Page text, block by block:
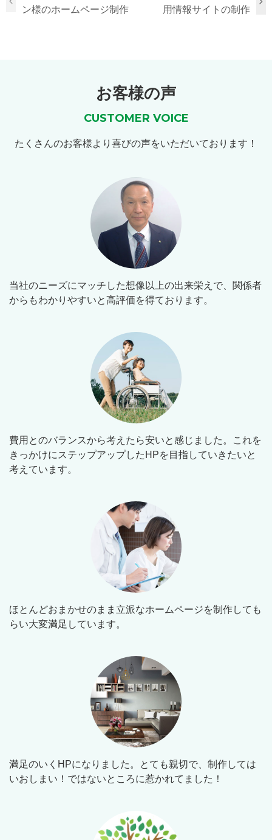
ン様のホームページ制作
用情報サイトの制作
お客様の声
CUSTOMER VOICE
たくさんのお客様より喜びの声をいただいております！
当社のニーズにマッチした想像以上の出来栄えで、関係者
からもわかりやすいと高評価を得ております。
費用とのバランスから考えたら安いと感じました。これを
きっかけにステップアップしたHPを目指していきたいと
考えています。
ほとんどおまかせのまま立派なホームページを制作しても
らい大変満足しています。
満足のいくHPになりました。とても親切で、制作しては
いおしまい！ではないところに惹かれてました！